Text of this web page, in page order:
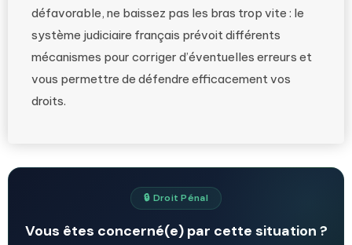
défavorable, ne baissez pas les bras trop vite : le
système judiciaire français prévoit différents
mécanismes pour corriger d’éventuelles erreurs et
vous permettre de défendre efficacement vos
droits.
🔒 Droit Pénal
Vous êtes concerné(e) par cette situation ?